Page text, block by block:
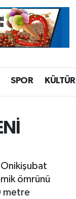
SPOR KÜLTÜR
ömrünü
metre